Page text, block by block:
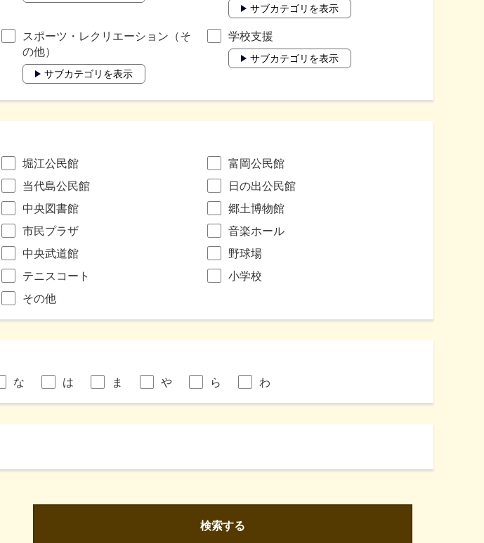
サブカテゴリを表示
スポーツ・レクリエーション（そ
の他）
サブカテゴリを表示
学校支援
サブカテゴリを表示
堀江公民館
富岡公民館
当代島公民館
日の出公民館
中央図書館
郷土博物館
市民プラザ
音楽ホール
中央武道館
野球場
テニスコート
小学校
その他
な は ま や ら わ
検索する